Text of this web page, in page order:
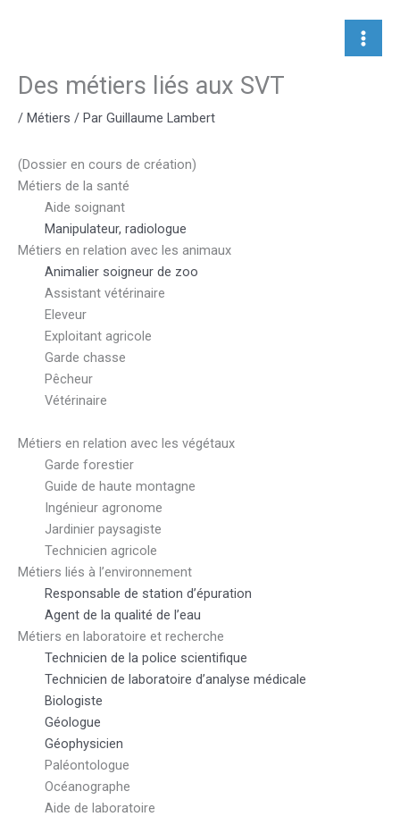
Des métiers liés aux SVT
/ Métiers / Par Guillaume Lambert
(Dossier en cours de création)
Métiers de la santé
Aide soignant
Manipulateur, radiologue
Métiers en relation avec les animaux
Animalier soigneur de zoo
Assistant vétérinaire
Eleveur
Exploitant agricole
Garde chasse
Pêcheur
Vétérinaire
Métiers en relation avec les végétaux
Garde forestier
Guide de haute montagne
Ingénieur agronome
Jardinier paysagiste
Technicien agricole
Métiers liés à l’environnement
Responsable de station d’épuration
Agent de la qualité de l’eau
Métiers en laboratoire et recherche
Technicien de la police scientifique
Technicien de laboratoire d’analyse médicale
Biologiste
Géologue
Géophysicien
Paléontologue
Océanographe
Aide de laboratoire